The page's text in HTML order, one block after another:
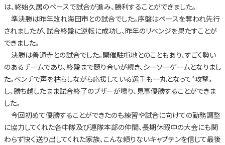
は、終始久居のペースで試合が進み、勝利することができました。
準決勝は昨年敗れ海田市との試合でした。序盤はペースを奪われ先行
されましたが、試合終盤に逆転に成功し、昨年のリベンジを果たすことが
できました。
決勝は善通寺との試合でした。開催駐屯地とのこともあり、すごく勢い
のあるチームであり、終盤まで競り合いが続き、シーソーゲームとなりまし
た。ベンチで声を枯らしながら応援している選手も一丸となって〝攻撃〟
し、勝ち越したまま試合終了のブザーが鳴り、見事優勝することができま
した。
今回初めて優勝することができたのも練習や試合に向けての勤務調整
に協力してくれた各中隊及び連隊本部の仲間、長期休暇中の大会にも関
わらず快く送り出してくれた家族、こんな頼りないキャプテンを信じて最後